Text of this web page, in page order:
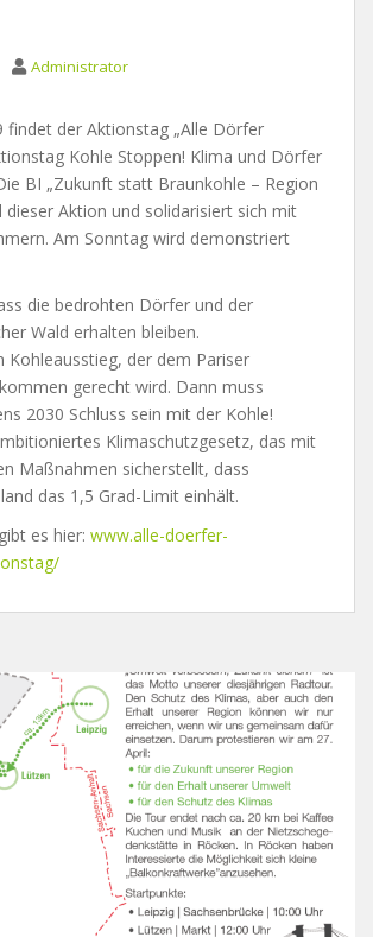
Administrator
findet der Aktionstag „Alle Dörfer
Kohle Stoppen! Klima und Dörfer
BI „Zukunft statt Braunkohle – Region
dieser Aktion und solidarisiert sich mit
Am Sonntag wird demonstriert
die bedrohten Dörfer und der
Wald erhalten bleiben.
Kohleausstieg, der dem Pariser
gerecht wird. Dann muss
2030 Schluss sein mit der Kohle!
Klimaschutzgesetz, das mit
Maßnahmen sicherstellt, dass
das 1,5 Grad-Limit einhält.
es hier: www.alle-doerfer-